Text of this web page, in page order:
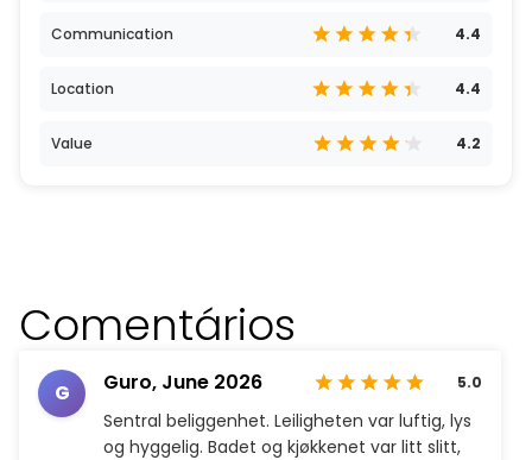
Communication 4.4
Location 4.4
Value 4.2
Comentários
G Guro, June 2026 5.0
Sentral beliggenhet. Leiligheten var luftig, lys
og hyggelig. Badet og kjøkkenet var litt slitt,